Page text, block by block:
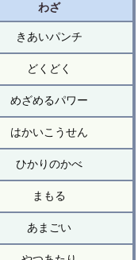
わざ
きあいパンチ
どくどく
めざめるパワー
はかいこうせん
ひかりのかべ
まもる
あまごい